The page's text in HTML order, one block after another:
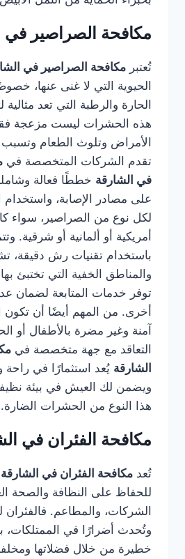
مكافحة الصراصير في
تُعتبر مكافحة الصراصير في
الحيوية التي لا غنى عنها،
الحارة والرطبة التي تعد مثالية
هذه الحشرات ليست مزعجة
الأمراض وتلوث الطعام وتسبب
تقدم الشركات المتخصصة في
في الشارقة خططًا فعالة
على مصادر الإصابة، واستخدام
لكل نوع من الصراصير، سواء
أمريكية أو ألمانية أو شرقية.
باستخدام تقنيات رش دقيقة،
والمناطق الخفية التي تختبئ
توفر خدمات المتابعة لضمان
أخرى. من المهم أيضًا أن تكون
آمنة وغير مضرة بالأطفال أو
التعاقد مع جهة متخصصة في
الشارقة يُعد استثمارًا في
ويضمن لك العيش في بيئة
هذا النوع من الحشرات الضارة.
مكافحة الفئران في
تُعد مكافحة الفئران في الشارقة
للحفاظ على النظافة والصحة
الشركات، والمطاعم.
وتُحدث أضرارًا في الممتلكات،
خطيرة من خلال فضلاتها